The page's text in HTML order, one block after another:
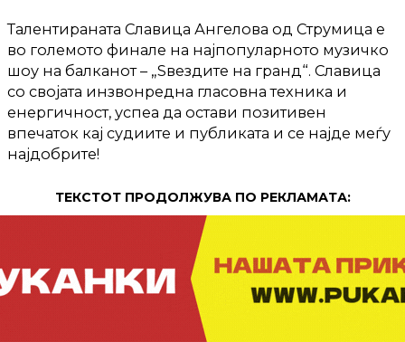
Талентираната Славица Ангелова од Струмица е
во големото финале на најпопуларното музичко
шоу на балканот – „Ѕвездите на гранд“. Славица
со својата инзвонредна гласовна техника и
енергичност, успеа да остави позитивен
впечаток кај судиите и публиката и се најде меѓу
најдобрите!
ТЕКСТОТ ПРОДОЛЖУВА ПО РЕКЛАМАТА: